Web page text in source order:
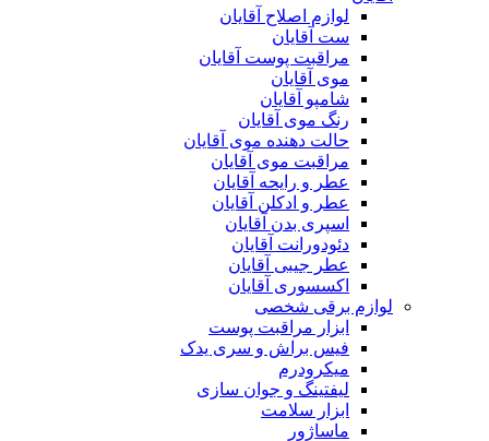
لوازم اصلاح آقایان
ست آقایان
مراقبت پوست آقایان
موی آقایان
شامپو آقایان
رنگ موی آقایان
حالت دهنده موی آقایان
مراقبت موی آقایان
عطر و رایحه آقایان
عطر و ادکلن آقایان
اسپری بدن آقایان
دئودورانت آقایان
عطر جیبی آقایان
اکسسوری آقایان
لوازم برقی شخصی
ابزار مراقبت پوست
فیس براش و سری یدک
میکرودرم
لیفتینگ و جوان سازی
ابزار سلامت
ماساژور